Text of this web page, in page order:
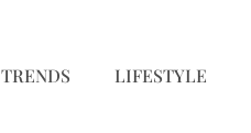
TRENDS LIFESTYLE